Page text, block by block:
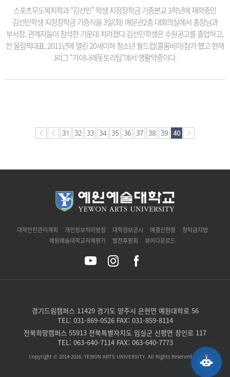
스포츠무도복지학과 “김선민” 학생 지정장학금 기증본교 3학년에 재학중인
김선민학생 지정장학금 기증식을 3일(화) 예문관2층 대회의실에서 총장님과
부서장, 관계자들이 참석한 가운데 치려졌다.김선민학생은 수원공고를 졸업하고,
전 올림픽대표, 2011년에 열린 20세이하 청소년 월드컵(콜롬비아)참가 했고 현재
J리그 “가이나레돗토리팀”에서 맹활약중이다.
31 32 33 34 35 36 37 38 39 40
대학안전관리계획 개인정보처리방침 대학정보공시 예결산현황
청탁금지법
예원예술대학교자체평가
발전후원회 뷰어다운로드
경기드림캠퍼스 11429 경기도 양주시 은현면 예원대학로 56
TEL: 031-869-0526 FAX: 031-859-8114
전북희망캠퍼스 55913 전북특별자치도 임실군 신평면 창인로 117
TEL: 063-640-7114 FAX: 063-640-7773
Copyright © 2014-2026. YEWON ARTS UNIVERSITY. All Rights Reserved.